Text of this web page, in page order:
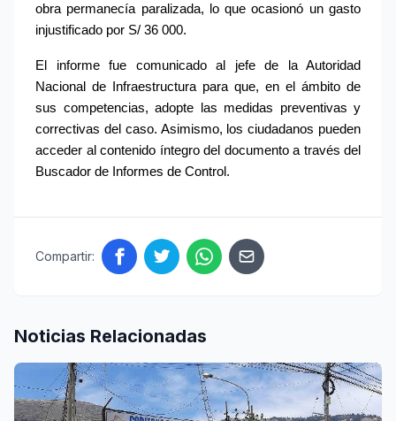
obra permanecía paralizada, lo que ocasionó un gasto
injustificado por S/ 36 000.
El informe fue comunicado al jefe de la Autoridad
Nacional de Infraestructura para que, en el ámbito de
sus competencias, adopte las medidas preventivas y
correctivas del caso. Asimismo, los ciudadanos pueden
acceder al contenido íntegro del documento a través del
Buscador de Informes de Control.
Compartir:
Noticias Relacionadas